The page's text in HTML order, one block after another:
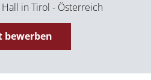
in Tirol - Österreich
bewerben